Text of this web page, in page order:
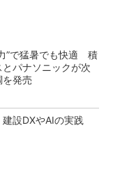
”で猛暑でも快適 積
パナソニックが次
発売
設DXやAIの実践